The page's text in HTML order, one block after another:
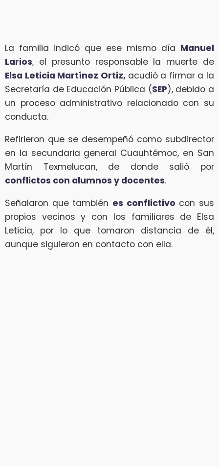
La familia indicó que ese mismo día Manuel
Larios, el presunto responsable la muerte de
Elsa Leticia Martínez Ortiz, acudió a firmar a la
Secretaría de Educación Pública (SEP), debido a
un proceso administrativo relacionado con su
conducta.
Refirieron que se desempeñó como subdirector
en la secundaria general Cuauhtémoc, en San
Martín Texmelucan, de donde salió por
conflictos con alumnos y docentes.
Señalaron que también es conflictivo con sus
propios vecinos y con los familiares de Elsa
Leticia, por lo que tomaron distancia de él,
aunque siguieron en contacto con ella.